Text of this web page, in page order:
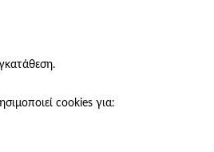
cookies για: